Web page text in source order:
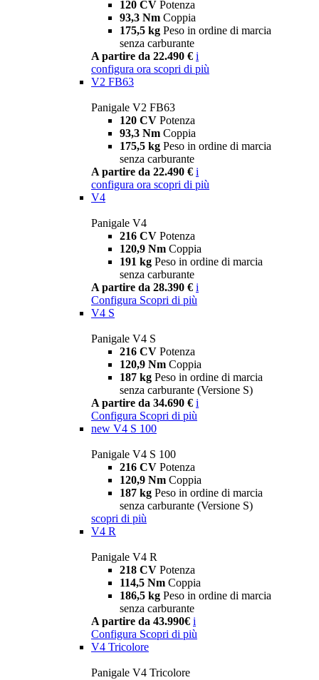
120 CV Potenza
93,3 Nm Coppia
175,5 kg Peso in ordine di marcia
senza carburante
A partire da 22.490 € i
configura ora scopri di più
V2 FB63
Panigale V2 FB63
120 CV Potenza
93,3 Nm Coppia
175,5 kg Peso in ordine di marcia
senza carburante
A partire da 22.490 € i
configura ora scopri di più
V4
Panigale V4
216 CV Potenza
120,9 Nm Coppia
191 kg Peso in ordine di marcia
senza carburante
A partire da 28.390 € i
Configura Scopri di più
V4 S
Panigale V4 S
216 CV Potenza
120,9 Nm Coppia
187 kg Peso in ordine di marcia
senza carburante (Versione S)
A partire da 34.690 € i
Configura Scopri di più
new V4 S 100
Panigale V4 S 100
216 CV Potenza
120,9 Nm Coppia
187 kg Peso in ordine di marcia
senza carburante (Versione S)
scopri di più
V4 R
Panigale V4 R
218 CV Potenza
114,5 Nm Coppia
186,5 kg Peso in ordine di marcia
senza carburante
A partire da 43.990€ i
Configura Scopri di più
V4 Tricolore
Panigale V4 Tricolore